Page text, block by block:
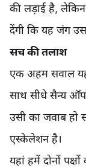
की लड़ाई है, लेकिन
देंगी कि यह जंग
सच की तलाश
एक अहम सवाल
साथ सीधे सैन्य
उसी का जवाब हो
एस्केलेशन है।
यहां हमें दोनों